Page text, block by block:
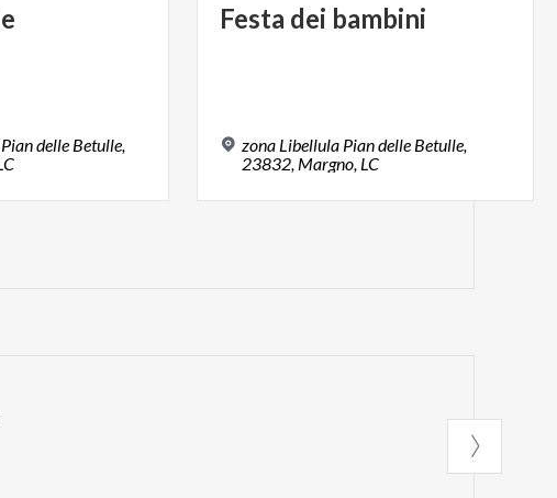
delle Betulle,
Festa dei bambini
zona Libellula Pian delle Betulle,
23832, Margno, LC